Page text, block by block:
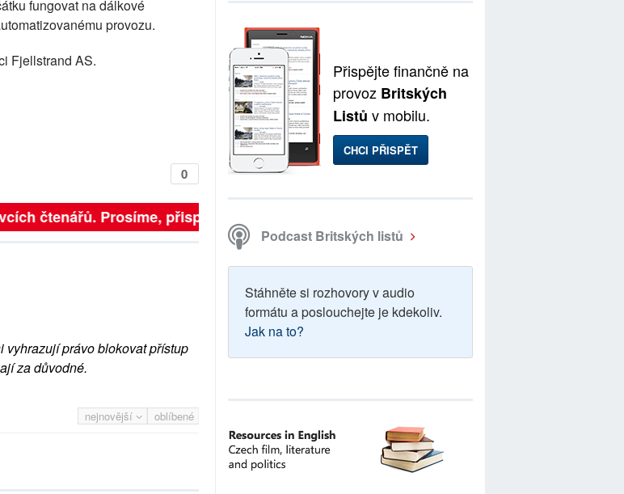
fungovat na dálkové
provozu.
Fjellstrand AS.
0
čtenářů. Prosíme, přispějte. ➥
vyhrazují právo blokovat přístup
za důvodné.
nejnovější oblíbené
Přispějte finančně na
provoz Britských
Listů v mobilu.
CHCI PŘISPĚT
Podcast Britských listů
Stáhněte si rozhovory v audio
formátu a poslouchejte je kdekoliv.
Jak na to?